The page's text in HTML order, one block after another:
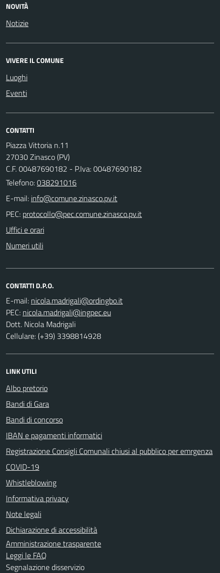
NOVITÀ
Notizie
VIVERE IL COMUNE
Luoghi
Eventi
CONTATTI
Piazza Vittoria n.11
27030 Zinasco (PV)
C.F. 00487690182 - P.Iva: 00487690182
Telefono:038291016
E-mail:
PEC:
Uffici e orari
Numeri utili
CONTATTI D.P.O.
E-mail:
PEC:
Dott. Nicola Madrigali
Cellulare: (+39) 3398814928
LINK UTILI
Albo pretorio
Bandi di Gara
Bandi di concorso
IBAN e pagamenti informatici
Registrazione Consigli Comunali chiusi al pubblico per emrgenza
COVID-19
Whistleblowing
Informativa privacy
Note legali
Dichiarazione di accessibilità
Amministrazione trasparente
Leggi le FAQ
Segnalazione disservizio